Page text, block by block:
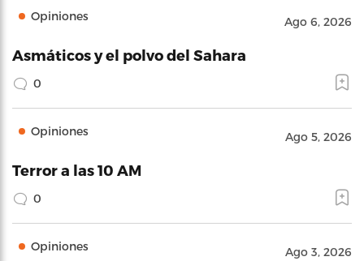
Opiniones Ago 6, 2026
Asmáticos y el polvo del Sahara
0
Opiniones Ago 5, 2026
Terror a las 10 AM
0
Opiniones Ago 3, 2026